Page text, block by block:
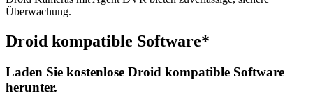
Überwachung.
Droid kompatible Software*
Laden Sie kostenlose Droid kompatible Software
herunter.